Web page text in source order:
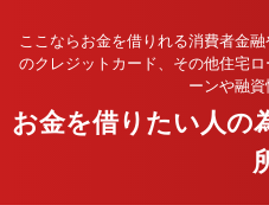
ここならお金を借りれる消費者金
のクレジットカード、その他住宅
ーンや融
お金を借りたい人の